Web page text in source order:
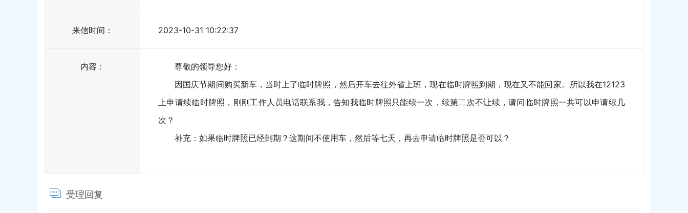
来信时间： 2023-10-31 10:22:37
内容：
尊敬的领导您好：
因国庆节期间购买新车，当时上了临时牌照，然后开车去往外省上班，现在临时牌照到期，现在又不能回家。所以我在12123
上申请续临时牌照，刚刚工作人员电话联系我，告知我临时牌照只能续一次，续第二次不让续，请问临时牌照一共可以申请续几
次？
补充：如果临时牌照已经到期？这期间不使用车，然后等七天，再去申请临时牌照是否可以？
受理回复